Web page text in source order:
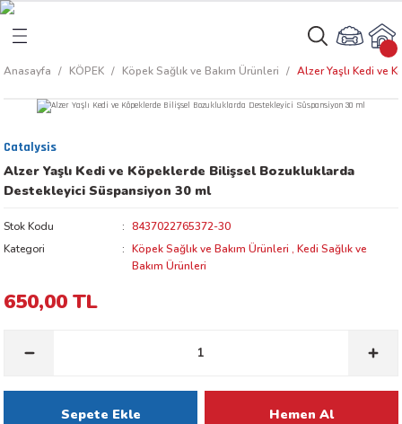
Anasayfa KÖPEK Köpek Sağlık ve Bakım Ürünleri Alzer Yaşlı Kedi ve
Catalysis
Alzer Yaşlı Kedi ve Köpeklerde Bilişsel Bozukluklarda
Destekleyici Süspansiyon 30 ml
Stok Kodu
8437022765372-30
Kategori
Köpek Sağlık ve Bakım Ürünleri , Kedi Sağlık ve
Bakım Ürünleri
650,00 TL
Sepete Ekle Hemen Al